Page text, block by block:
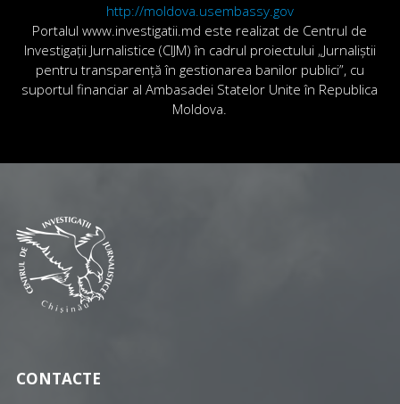
http://moldova.usembassy.gov
Portalul www.investigatii.md este realizat de Centrul de
Investigații Jurnalistice (CIJM) în cadrul proiectului „Jurnaliștii
pentru transparență în gestionarea banilor publici”, cu
suportul financiar al Ambasadei Statelor Unite în Republica
Moldova.
CONTACTE